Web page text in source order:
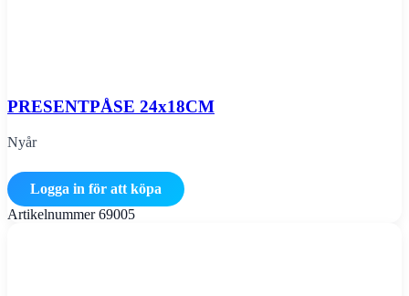
PRESENTPÅSE 24x18CM
Nyår
Logga in för att köpa
Artikelnummer69005